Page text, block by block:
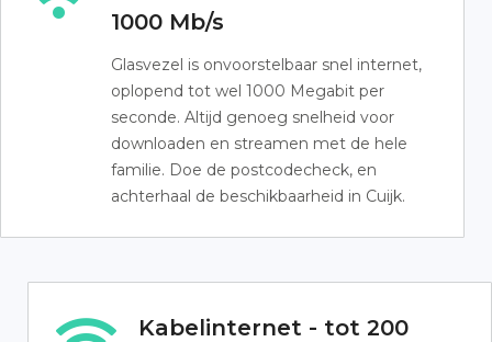
1000 Mb/s
Glasvezel is onvoorstelbaar snel internet,
oplopend tot wel 1000 Megabit per
seconde. Altijd genoeg snelheid voor
downloaden en streamen met de hele
familie. Doe de postcodecheck, en
achterhaal de beschikbaarheid in Cuijk.
Kabelinternet - tot 200